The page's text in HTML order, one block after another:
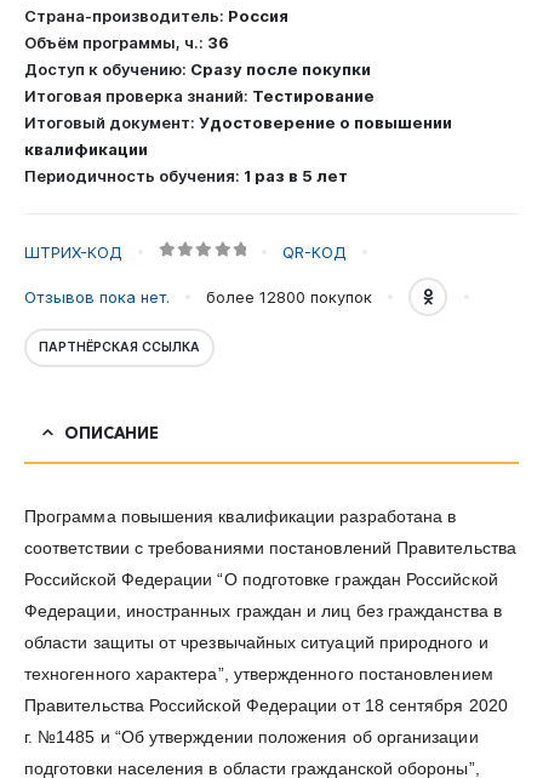
угроз
и
иных
экстремистских
проявлений
Страна-производитель: Россия
Объём программы, ч.: 36
Доступ к обучению: Сразу после покупки
Итоговая проверка знаний: Тестирование
Итоговый документ: Удостоверение о повышении
квалификации
Периодичность обучения: 1 раз в 5 лет
ШТРИХ-КОД QR-КОД
Отзывов пока нет. более 12800 покупок
ПАРТНЁРСКАЯ ССЫЛКА
ОПИСАНИЕ
Программа повышения квалификации разработана в
соответствии с требованиями постановлений Правительства
Российской Федерации “О подготовке граждан Российской
Федерации, иностранных граждан и лиц без гражданства в
области защиты от чрезвычайных ситуаций природного и
техногенного характера”, утвержденного постановлением
Правительства Российской Федерации от 18 сентября 2020
г. №1485 и “Об утверждении положения об организации
подготовки населения в области гражданской обороны”,